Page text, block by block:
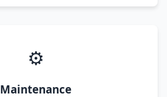
⚙️
Maintenance